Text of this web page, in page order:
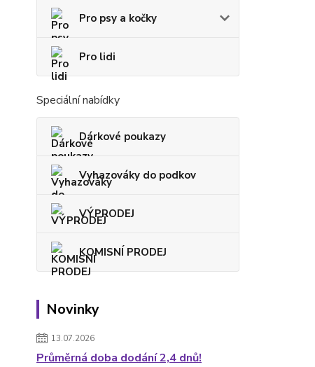
Pro psy a kočky
Pro lidi
Speciální nabídky
Dárkové poukazy
Vyhazováky do podkov
VÝPRODEJ
KOMISNÍ PRODEJ
Novinky
13.07.2026
Průměrná doba dodání 2,4 dnů!